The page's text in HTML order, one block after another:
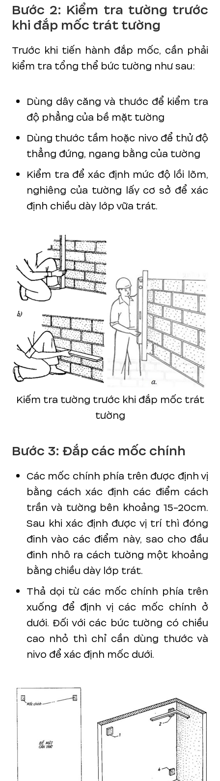
Bước 2: Kiểm tra tường trước
khi đắp mốc trát tường
Trước khi tiến hành đắp mốc, cần phải
kiểm tra tổng thể bức tường như sau:
Dùng dây căng và thước để kiểm tra
độ phẳng của bề mặt tường
Dùng thước tầm hoặc nivo để thử độ
thẳng đứng, ngang bằng của tường
Kiểm tra để xác định mức độ lồi lõm,
nghiêng của tường lấy cơ sở để xác
định chiều dày lớp vữa trát.
Kiếm tra tường trước khi đắp mốc trát
tường
Bước 3: Đắp các mốc chính
Các mốc chính phía trên được định vị
bằng cách xác định các điểm cách
trần và tường bên khoảng 15-20cm.
Sau khi xác định được vị trí thì đóng
đinh vào các điểm này, sao cho đầu
đinh nhô ra cách tường một khoảng
bằng chiều dày lớp trát.
Thả dọi từ các mốc chính phía trên
xuống để định vị các mốc chính ở
dưới. Đối với các bức tường có chiều
cao nhỏ thì chỉ cần dùng thước và
nivo để xác định mốc dưới.